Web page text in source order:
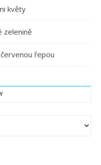
květy
zelenině
řepou